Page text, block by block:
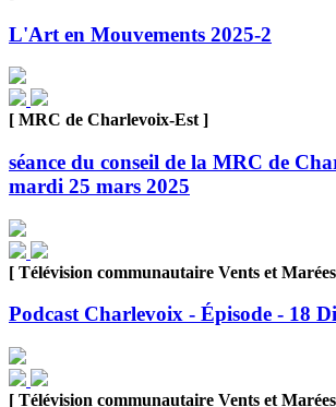
L'Art en Mouvements 2025-2
[ MRC de Charlevoix-Est ]
séance du conseil de la MRC de
mardi 25 mars 2025
[ Télévision communautaire Vents et
Podcast Charlevoix - Épisode - 18
[ Télévision communautaire Vents et